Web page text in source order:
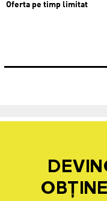
Oferta pe timp limitat